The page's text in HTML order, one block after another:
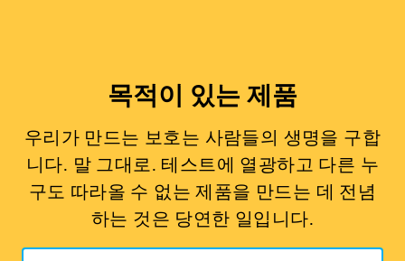
목적이 있는 제품
우리가 만드는 보호는 사람들의 생명을 구합
니다. 말 그대로. 테스트에 열광하고 다른 누
구도 따라올 수 없는 제품을 만드는 데 전념
하는 것은 당연한 일입니다.